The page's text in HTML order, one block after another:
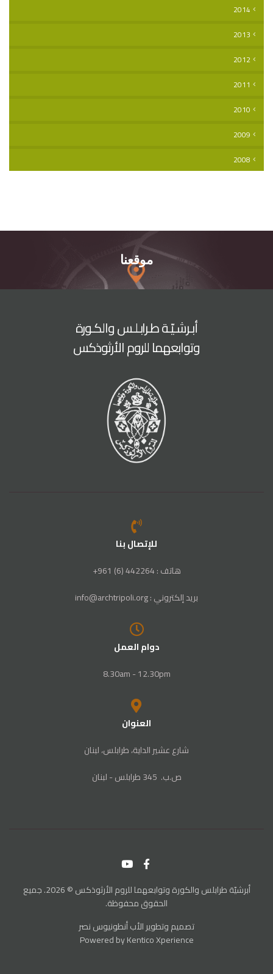
2014
2013
2012
2011
2010
2009
2008
موقعنا
أبـرشـيّـة طـرابـلـس والكـورة
وتوابعهما للروم الأرثوذكس
للإتصال بنا
هاتف : 442264 (6) 961+
بريد إلكتروني : info@archtripoli.org
دوام العمل
8.30am - 12.30pm
العنوان
شارع عشير الداية، طرابلس، لبنان
ص‭.‬ب. ‬345‭ ‬ طرابلس‭ - ‬لبنان
أبرشيّة طرابلس والكورة وتوابعهما للروم الأرثوذكس © 2026. جميع
الحقوق محفوظة.
تصميم وتطويرالأب أنطونيوس نصر
Powered byKentico Xperience